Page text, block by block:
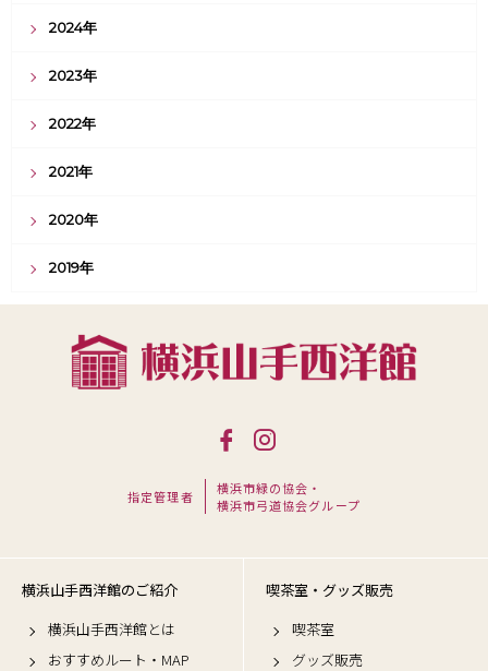
2024年
2023年
2022年
2021年
2020年
2019年
指定管理者
横浜市緑の協会・
横浜市弓道協会グループ
横浜山手西洋館のご紹介
横浜山手西洋館とは
おすすめルート・MAP
喫茶室・グッズ販売
喫茶室
グッズ販売